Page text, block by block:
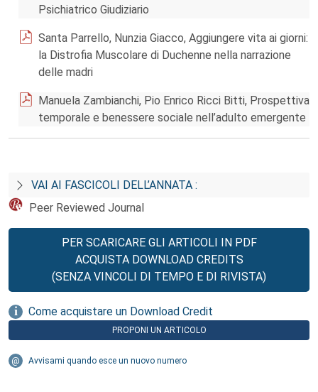
Psichiatrico Giudiziario
Santa Parrello, Nunzia Giacco, Aggiungere vita ai giorni:
la Distrofia Muscolare di Duchenne nella narrazione
delle madri
Manuela Zambianchi, Pio Enrico Ricci Bitti, Prospettiva
temporale e benessere sociale nell’adulto emergente
VAI AI FASCICOLI DELL’ANNATA :
Peer Reviewed Journal
PER SCARICARE GLI ARTICOLI IN PDF
ACQUISTA DOWNLOAD CREDITS
(SENZA VINCOLI DI TEMPO E DI RIVISTA)
Come acquistare un Download Credit
PROPONI UN ARTICOLO
Avvisami quando esce un nuovo numero